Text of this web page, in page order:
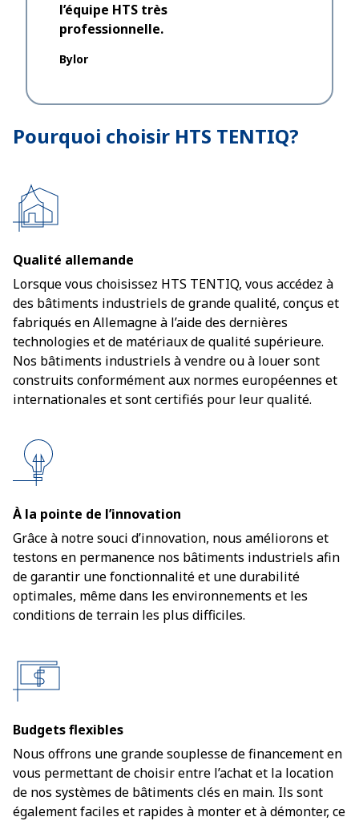
l’équipe HTS très
professionnelle.
Bylor
Pourquoi choisir HTS TENTIQ?
Qualité allemande
Lorsque vous choisissez HTS TENTIQ, vous accédez à
des bâtiments industriels de grande qualité, conçus et
fabriqués en Allemagne à l’aide des dernières
technologies et de matériaux de qualité supérieure.
Nos bâtiments industriels à vendre ou à louer sont
construits conformément aux normes européennes et
internationales et sont certifiés pour leur qualité.
À la pointe de l’innovation
Grâce à notre souci d’innovation, nous améliorons et
testons en permanence nos bâtiments industriels afin
de garantir une fonctionnalité et une durabilité
optimales, même dans les environnements et les
conditions de terrain les plus difficiles.
Budgets flexibles
Nous offrons une grande souplesse de financement en
vous permettant de choisir entre l’achat et la location
de nos systèmes de bâtiments clés en main. Ils sont
également faciles et rapides à monter et à démonter, ce